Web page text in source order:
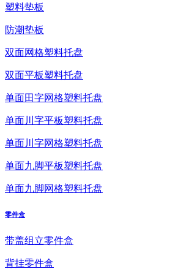
塑料垫板
防潮垫板
双面网格塑料托盘
双面平板塑料托盘
单面田字网格塑料托盘
单面川字平板塑料托盘
单面川字网格塑料托盘
单面九脚平板塑料托盘
单面九脚网格塑料托盘
零件盒
带盖组立零件盒
背挂零件盒